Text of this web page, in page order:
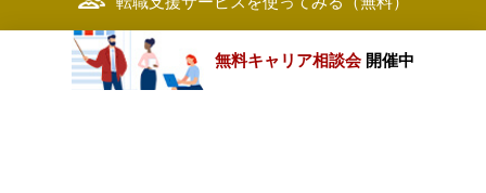
無料キャリア相談会 開催中